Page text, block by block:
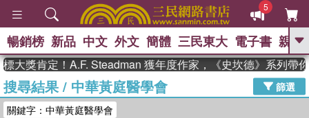
5
GO
熱搜： 東野圭吾 The Odyssey 、
如果歷史是一群喵 、 國際布克獎 臺灣
暢銷榜 新品 中文 外文 簡體 三民東大 電子書 親子
定！A.F. Steadman 獲年度作家，《史坎德》系列帶你踏上
搜尋結果/ 中華黃庭醫學會
篩選
關鍵字：中華黃庭醫學會